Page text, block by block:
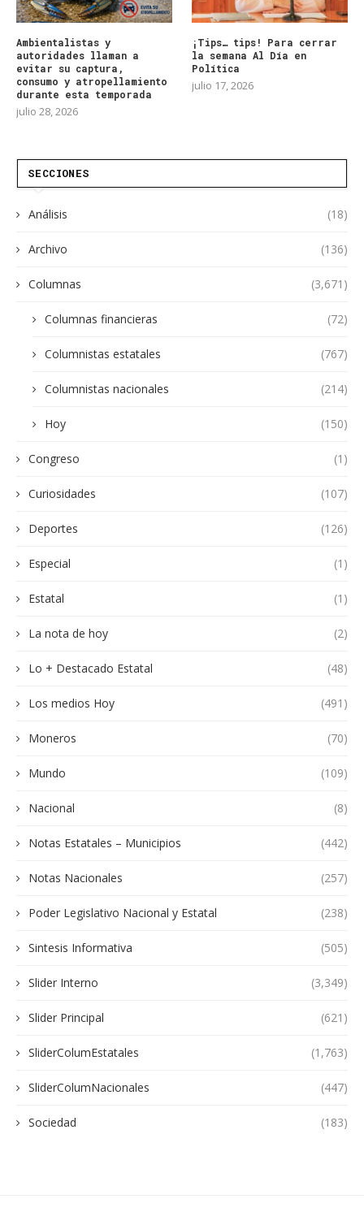
Ambientalistas y
autoridades llaman a
evitar su captura,
consumo y atropellamiento
durante esta temporada
julio 28, 2026
¡Tips… tips! Para cerrar
la semana Al Día en
Política
julio 17, 2026
SECCIONES
Análisis (18)
Archivo (136)
Columnas (3,671)
Columnas financieras (72)
Columnistas estatales (767)
Columnistas nacionales (214)
Hoy (150)
Congreso (1)
Curiosidades (107)
Deportes (126)
Especial (1)
Estatal (1)
La nota de hoy (2)
Lo + Destacado Estatal (48)
Los medios Hoy (491)
Moneros (70)
Mundo (109)
Nacional (8)
Notas Estatales – Municipios (442)
Notas Nacionales (257)
Poder Legislativo Nacional y Estatal (238)
Sintesis Informativa (505)
Slider Interno (3,349)
Slider Principal (621)
SliderColumEstatales (1,763)
SliderColumNacionales (447)
Sociedad (183)